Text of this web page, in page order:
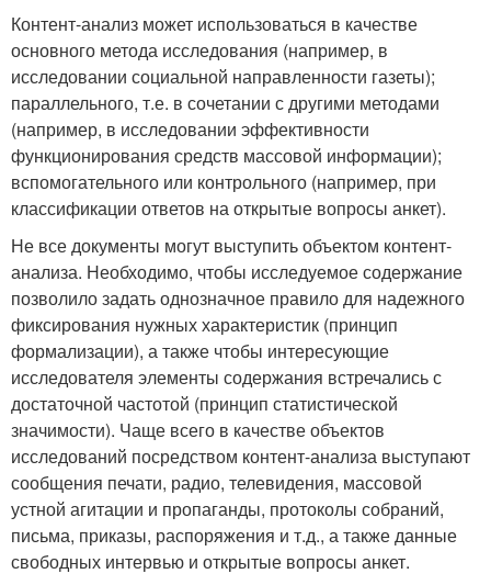
Контент-анализ может использоваться в качестве
основного метода исследования (например, в
исследовании социальной направленности газеты);
параллельного, т.е. в сочетании с другими методами
(например, в исследовании эффективности
функционирования средств массовой информации);
вспомогательного или контрольного (например, при
классификации ответов на открытые вопросы анкет).
Не все документы могут выступить объектом контент-
анализа. Необходимо, чтобы исследуемое содержание
позволило задать однозначное правило для надежного
фиксирования нужных характеристик (принцип
формализации), а также чтобы интересующие
исследователя элементы содержания встречались с
достаточной частотой (принцип статистической
значимости). Чаще всего в качестве объектов
исследований посредством контент-анализа выступают
сообщения печати, радио, телевидения, массовой
устной агитации и пропаганды, протоколы собраний,
письма, приказы, распоряжения и т.д., а также данные
свободных интервью и открытые вопросы анкет.